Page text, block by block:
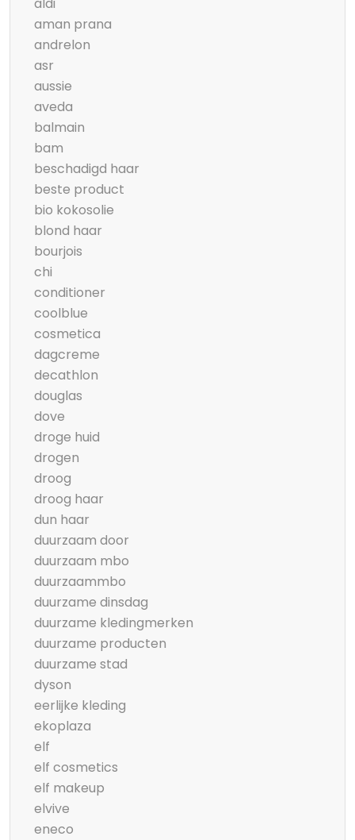
aman prana
andrelon
asr
aussie
aveda
balmain
bam
beschadigd haar
beste product
bio kokosolie
blond haar
bourjois
chi
conditioner
coolblue
cosmetica
dagcreme
decathlon
douglas
dove
droge huid
drogen
droog
droog haar
dun haar
duurzaam door
duurzaam mbo
duurzaammbo
duurzame dinsdag
duurzame kledingmerken
duurzame producten
duurzame stad
dyson
eerlijke kleding
ekoplaza
elf
elf cosmetics
elf makeup
elvive
eneco